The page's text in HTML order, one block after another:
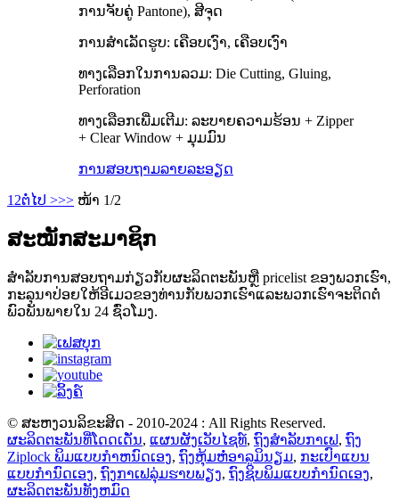
ການຈັບຄູ່ Pantone), ສີຈຸດ
ການສໍາເລັດຮູບ: ເຄືອບເງົາ, ເຄືອບເງົາ
ທາງ​ເລືອກ​ໃນ​ການ​ລວມ​: Die Cutting​, Gluing​,
Perforation​
ທາງເລືອກເພີ່ມເຕີມ: ລະບາຍຄວາມຮ້ອນ + Zipper
+ Clear Window + ມຸມມົນ
ການສອບຖາມລາຍລະອຽດ
1 2ຕໍ່ໄປ >>> ໜ້າ 1/2
ສະໝັກສະມາຊິກ
ສໍາ​ລັບ​ການ​ສອບ​ຖາມ​ກ່ຽວ​ກັບ​ຜະ​ລິດ​ຕະ​ພັນ​ຫຼື pricelist ຂອງ​ພວກ​ເຮົາ​,
ກະ​ລຸ​ນາ​ປ່ອຍ​ໃຫ້​ອີ​ເມວ​ຂອງ​ທ່ານ​ກັບ​ພວກ​ເຮົາ​ແລະ​ພວກ​ເຮົາ​ຈະ​ຕິດ​ຕໍ່​
ພົວ​ພັນ​ພາຍ​ໃນ 24 ຊົ່ວ​ໂມງ​.
© ສະຫງວນລິຂະສິດ - 2010-2024 : All Rights Reserved.
ຜະລິດຕະພັນທີ່ໂດດເດັ່ນ, ແຜນຜັງເວັບໄຊທ໌, ຖົງສໍາລັບກາເຟ, ຖົງ
Ziplock ພິມແບບກໍາຫນົດເອງ, ຖົງຫຸ້ມຫໍ່ອາລູມິນຽມ, ກະເປົາແບນ
ແບບກຳນົດເອງ, ຖົງກາເຟລຸ່ມຮາບພຽງ, ຖົງຊິບພິມແບບກຳນົດເອງ,
ຜະລິດຕະພັນທັງຫມົດ